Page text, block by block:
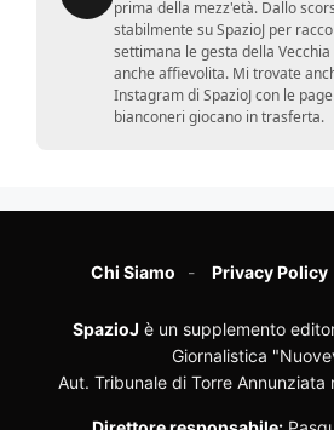
prima della mezz'età. Dallo
stabilmente su SpazioJ per
settimana le gesta della
anche affievolita. Mi trovate
Instagram di SpazioJ con le
bianconeri giocano in trasferta.
Chi Siamo Privacy Policy
SpazioJ è un supplemento
Giornalistica
Aut. Tribunale di Torre Annunziata